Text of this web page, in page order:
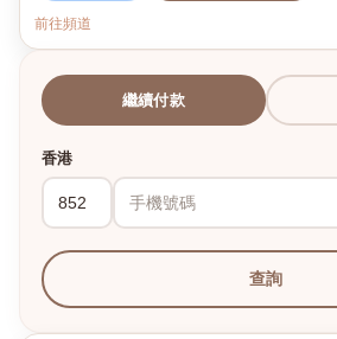
前往頻道
繼續付款
香港
查詢